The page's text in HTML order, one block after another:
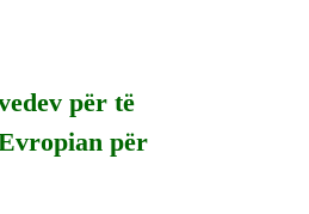
për të
për